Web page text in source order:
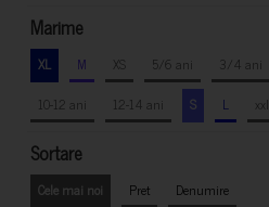
Marime
XL M XS 5/6 ani 3/4 ani
10-12 ani
12-14 ani S L xxl
Sortare
Cele mai noi Pret Denumire